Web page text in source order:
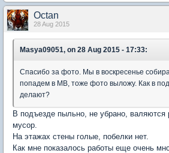
Octan
28 Aug 2015
Masya09051, on 28 Aug 2015 - 17:33:
Спасибо за фото. Мы в воскресенье
попадем в МВ, тоже фото выложу. Как в
делают?
В подъезде пыльно, не убрано, валяются
мусор.
На этажах стены голые, побелки нет.
Как мне показалось работы еще очень